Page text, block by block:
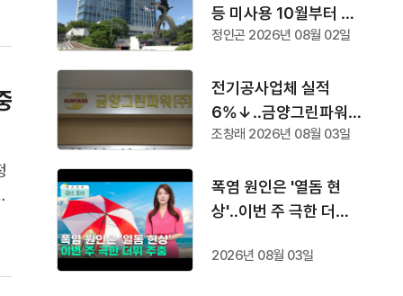
등 미사용 10월부터 단
속
정인곤 2026년 08월 02일
전기공사업체 실적
6%↓‥금양그린파워
'수주 1위'
조창래 2026년 08월 03일
폭염 원인은 '열돔 현
상'‥이번 주 극한 더위
2026년 08월 03일